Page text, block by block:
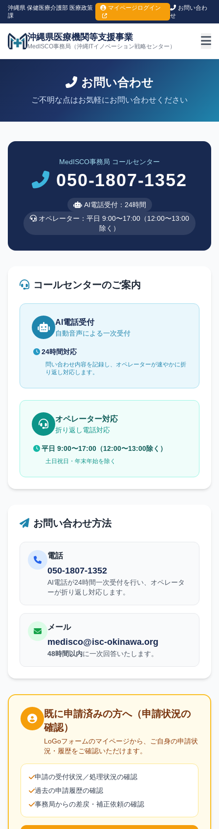
沖縄県 保健医療介護部 医療政策
課
マイページログイン
お問い合わ
せ
沖縄県医療機関等支援事業
MedISCO事務局（沖縄ITイノベーション戦略センター）
お問い合わせ
ご不明な点はお気軽にお問い合わせください
MedISCO事務局 コールセンター
050-1807-1352
AI電話受付：24時間
オペレーター：平日 9:00〜17:00（12:00〜13:00
除く）
コールセンターのご案内
AI電話受付
自動音声による一次受付
24時間対応
問い合わせ内容を記録し、オペレーターが速やかに折
り返し対応します。
オペレーター対応
折り返し電話対応
平日 9:00〜17:00（12:00〜13:00除く）
土日祝日・年末年始を除く
お問い合わせ方法
電話
050-1807-1352
AI電話が24時間一次受付を行い、オペレータ
ーが折り返し対応します。
メール
medisco@isc-okinawa.org
48時間以内に一次回答いたします。
既に申請済みの方へ（申請状況の
確認）
LoGoフォームのマイページから、ご自身の申請状
況・履歴をご確認いただけます。
申請の受付状況／処理状況の確認
過去の申請履歴の確認
事務局からの差戻・補正依頼の確認